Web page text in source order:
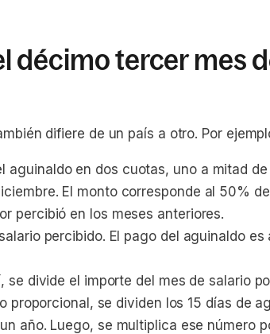
décimo tercer mes
difiere de un país a otro. Por
aguinaldo en dos cuotas, uno a mitad
El monto corresponde al 50%
percibió en los meses anteriores.
percibido. El pago del aguinaldo es
se divide el importe del mes de salario
proporcional, se dividen los 15 días de
año. Luego, se multiplica ese número